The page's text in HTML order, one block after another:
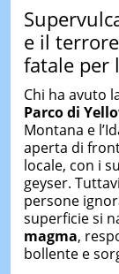
e il
fatale per
Chi ha avuto
Parco di
Montana e
aperta di
locale, con i
geyser.
persone
superficie si
magma,
bollente e